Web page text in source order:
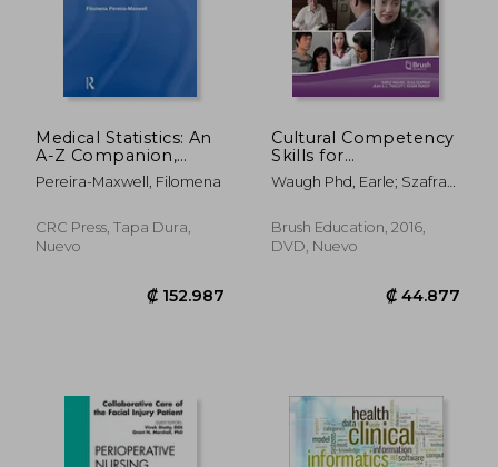
Medical Statistics: An
A-Z Companion,
Second Edition (en
Inglés)
Pereira-Maxwell, Filomena
CRC Press, Tapa Dura,
Nuevo
Cultural Competency
Skills for
Psychologists,
Psychotherapists, and
Professionals: A
Workbook for Caring
Waugh Phd, Earle; Szafran
Jean A.C.; Parent Phd,
Roger
Brush Education, 2016,
DVD, Nuevo